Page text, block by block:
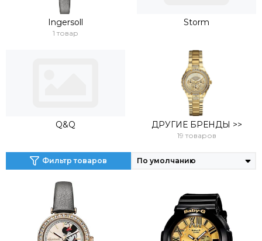
Ingersoll
1 товар
Storm
Q&Q ДРУГИЕ БРЕНДЫ >>
19 товаров
Фильтр товаров